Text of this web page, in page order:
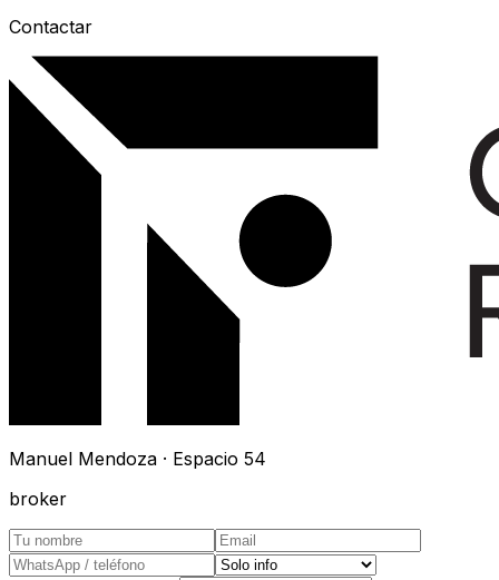
Contactar
Manuel Mendoza · Espacio 54
broker